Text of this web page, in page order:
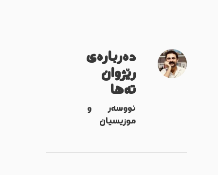
دەربارەی
رێژوان
تەها
نووسەر و
موزیسیان